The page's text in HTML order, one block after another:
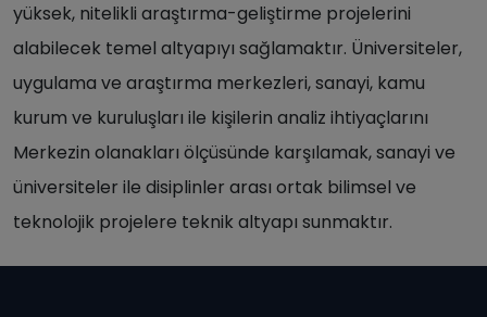
yüksek, nitelikli araştırma-geliştirme projelerini
alabilecek temel altyapıyı sağlamaktır. Üniversiteler,
uygulama ve araştırma merkezleri, sanayi, kamu
kurum ve kuruluşları ile kişilerin analiz ihtiyaçlarını
Merkezin olanakları ölçüsünde karşılamak, sanayi ve
üniversiteler ile disiplinler arası ortak bilimsel ve
teknolojik projelere teknik altyapı sunmaktır.